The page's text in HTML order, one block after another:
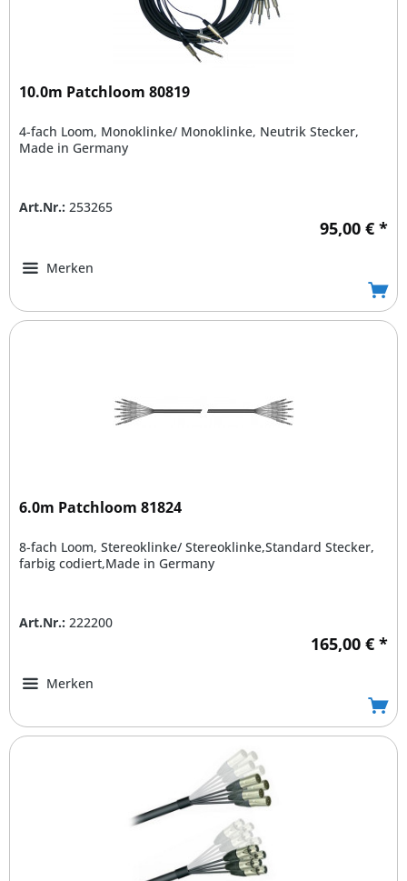
10.0m Patchloom 80819
4-fach Loom, Monoklinke/ Monoklinke, Neutrik Stecker,
Made in Germany
Art.Nr.: 253265
95,00 € *
Merken
6.0m Patchloom 81824
8-fach Loom, Stereoklinke/ Stereoklinke,Standard Stecker,
farbig codiert,Made in Germany
Art.Nr.: 222200
165,00 € *
Merken